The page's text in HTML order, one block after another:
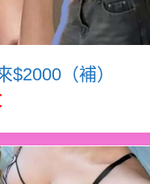
$2000（補）